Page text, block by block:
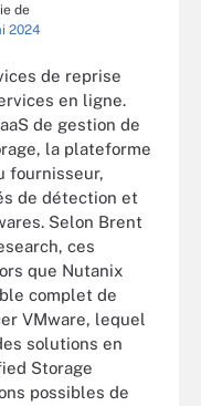
de
2024
de reprise
en ligne.
de gestion de
la plateforme
fournisseur,
de détection et
Selon Brent
ces
que Nutanix
complet de
VMware, lequel
solutions en
Storage
possibles de